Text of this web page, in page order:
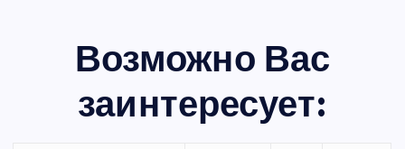
Возможно Вас
заинтересует: